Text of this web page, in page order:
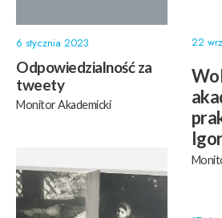
6 stycznia 2023
Odpowiedzialność za
tweety
Monitor Akademicki
22